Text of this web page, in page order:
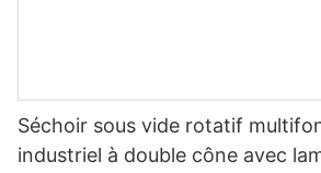
Séchoir sous vide rotatif
industriel à double cône avec